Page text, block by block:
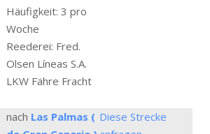
Häufigkeit: 3 pro
Woche
Reederei: Fred.
Olsen Líneas S.A.
LKW Fähre Fracht
nach Las Palmas ( Diese Strecke